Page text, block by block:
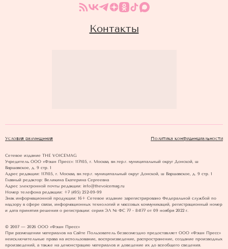
Контакты
Условия размещения Политика конфиденциальности
Сетевое издание THE VOICEMAG
Учредитель ООО «Фэшн Пресс»: 117105, г. Москва, вн.тер.г. муниципальный округ Донской, ш
Варшавское, д. 9 стр. 1
Адрес редакции: 117105, г. Москва, вн.тер.г. муниципальный округ Донской, ш Варшавское, д. 9 стр. 1
Главный редактор: Великина Екатерина Сергеевна
Адрес электронной почты редакции: info@thevoicemag.ru
Номер телефона редакции: +7 (495) 252-09-99
Знак информационной продукции: 16+ Cетевое издание зарегистрировано Федеральной службой по
надзору в сфере связи, информационных технологий и массовых коммуникаций, регистрационный номер
и дата принятия решения о регистрации: серия ЭЛ № ФС 77 - 84177 от 09 ноября 2022 г.
© 2007 — 2026 ООО «Фэшн Пресс»
При размещении материалов на Сайте Пользователь безвозмездно предоставляет ООО «Фэшн Пресс»
неисключительные права на использование, воспроизведение, распространение, создание производных
произведений, а также на демонстрацию материалов и доведение их до всеобщего сведения.